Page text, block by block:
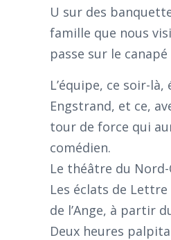
U sur des
famille que nous
passe sur le
L’équipe, ce soir-
Engstrand, et ce,
tour de force qui
comédien.
Le théâtre du
Les éclats de
de l’Ange, à partir
Deux heures